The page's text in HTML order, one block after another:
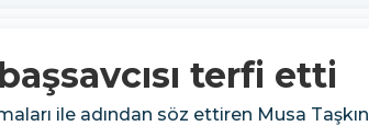
terfi etti
ile adından söz ettiren Musa